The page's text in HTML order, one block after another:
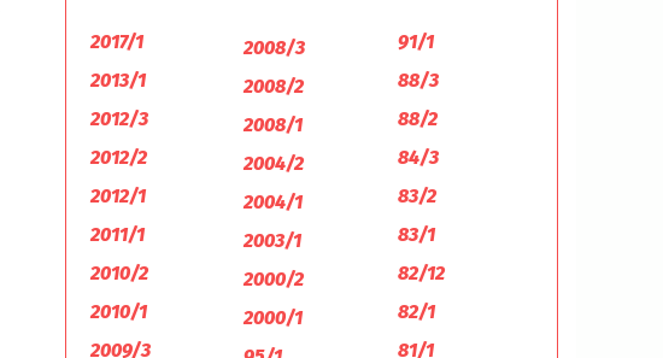
2017/1
2013/1
2012/3
2012/2
2012/1
2011/1
2010/2
2010/1
2009/3
2008/3
2008/2
2008/1
2004/2
2004/1
2003/1
2000/2
2000/1
91/1
88/3
88/2
84/3
83/2
83/1
82/12
82/1
81/1